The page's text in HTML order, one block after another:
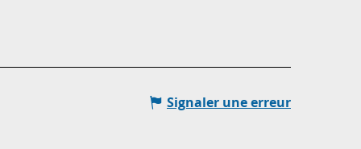
Signaler une erreur